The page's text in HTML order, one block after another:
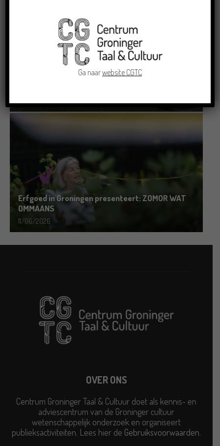
Grensoverschrijdende uitwisseling in Oldenburg
Erfgoed in Groningen presenteert: ZOMOR WAT
OMMAANS
11/06/2026
OVER ONS
Centrum Groninger Taal & Cultuur doet als kennis- en
adviescentrum van de Groninger cultuur
wetenschappelijk onderzoek en organiseert
publieksactiviteiten. Lees hier de Gebruiksvoorwaarden.
Ga naarwebsite CGTC